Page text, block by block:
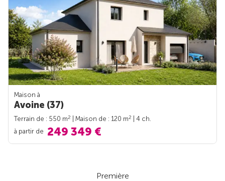
Maison à
Avoine (37)
Terrain de : 550 m2 | Maison de : 120 m2
| 4 ch.
à partir de 249 349 €
Première